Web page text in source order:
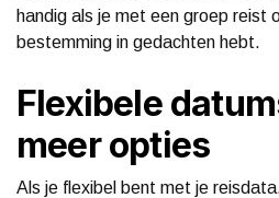
handig als je met een groep reist
bestemming in gedachten hebt.
Flexibele
meer opties
Als je flexibel bent met je